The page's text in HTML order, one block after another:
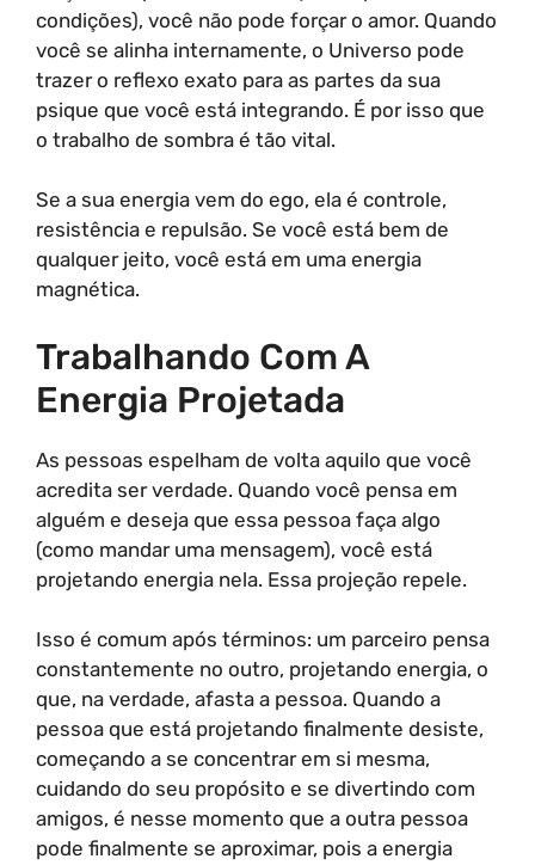
condições), você não pode forçar o amor. Quando
você se alinha internamente, o Universo pode
trazer o reflexo exato para as partes da sua
psique que você está integrando. É por isso que
o trabalho de sombra é tão vital.
Se a sua energia vem do ego, ela é controle,
resistência e repulsão. Se você está bem de
qualquer jeito, você está em uma energia
magnética.
Trabalhando Com A
Energia Projetada
As pessoas espelham de volta aquilo que você
acredita ser verdade. Quando você pensa em
alguém e deseja que essa pessoa faça algo
(como mandar uma mensagem), você está
projetando energia nela. Essa projeção repele.
Isso é comum após términos: um parceiro pensa
constantemente no outro, projetando energia, o
que, na verdade, afasta a pessoa. Quando a
pessoa que está projetando finalmente desiste,
começando a se concentrar em si mesma,
cuidando do seu propósito e se divertindo com
amigos, é nesse momento que a outra pessoa
pode finalmente se aproximar, pois a energia